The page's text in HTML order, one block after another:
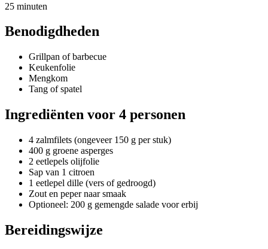
25 minuten
Benodigdheden
Grillpan of barbecue
Keukenfolie
Mengkom
Tang of spatel
Ingrediënten voor 4 personen
4 zalmfilets (ongeveer 150 g per stuk)
400 g groene asperges
2 eetlepels olijfolie
Sap van 1 citroen
1 eetlepel dille (vers of gedroogd)
Zout en peper naar smaak
Optioneel: 200 g gemengde salade voor erbij
Bereidingswijze